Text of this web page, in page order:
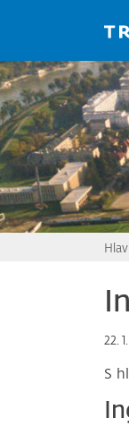
22.
S